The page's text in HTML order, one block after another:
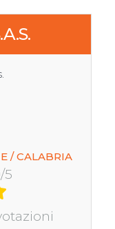
/ CALABRIA
5